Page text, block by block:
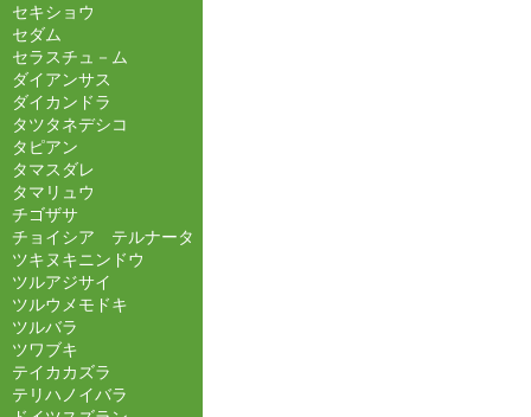
セキショウ
セダム
セラスチュ－ム
ダイアンサス
ダイカンドラ
タツタネデシコ
タピアン
タマスダレ
タマリュウ
チゴザサ
チョイシア テルナータ
ツキヌキニンドウ
ツルアジサイ
ツルウメモドキ
ツルバラ
ツワブキ
テイカカズラ
テリハノイバラ